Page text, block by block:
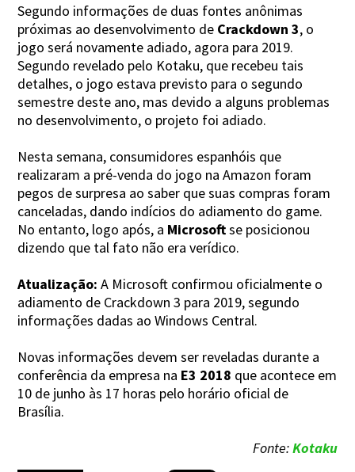
Segundo informações de duas fontes anônimas
próximas ao desenvolvimento de Crackdown 3, o
jogo será novamente adiado, agora para 2019.
Segundo revelado pelo Kotaku, que recebeu tais
detalhes, o jogo estava previsto para o segundo
semestre deste ano, mas devido a alguns problemas
no desenvolvimento, o projeto foi adiado.
Nesta semana, consumidores espanhóis que
realizaram a pré-venda do jogo na Amazon foram
pegos de surpresa ao saber que suas compras foram
canceladas, dando indícios do adiamento do game.
No entanto, logo após, a Microsoftse posicionou
dizendo que tal fato não era verídico.
Atualização: A Microsoft confirmou oficialmente o
adiamento de Crackdown 3 para 2019, segundo
informações dadas ao Windows Central.
Novas informações devem ser reveladas durante a
conferência da empresa na E3 2018 que acontece em
10 de junho às 17 horas pelo horário oficial de
Brasília.
Fonte:Kotaku